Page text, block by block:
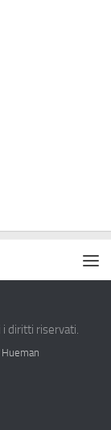
diritti riservati.